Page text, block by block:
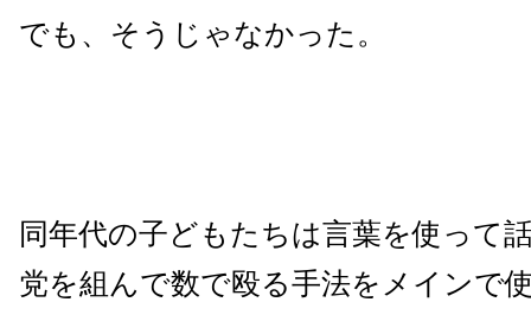
でも、そうじゃなかった。
同年代の子どもたちは言葉を使って
党を組んで数で殴る手法をメインで